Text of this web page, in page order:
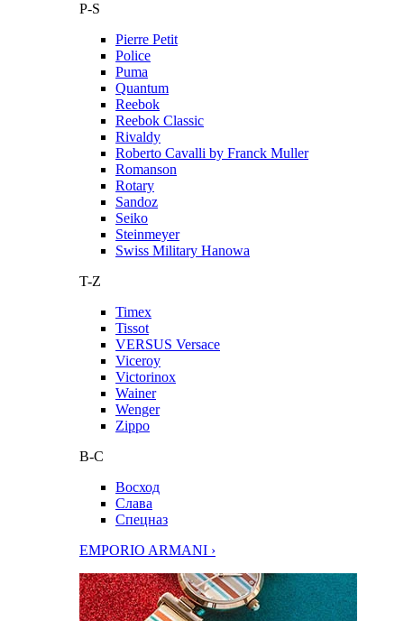
P-S
Pierre Petit
Police
Puma
Quantum
Reebok
Reebok Classic
Rivaldy
Roberto Cavalli by Franck Muller
Romanson
Rotary
Sandoz
Seiko
Steinmeyer
Swiss Military Hanowa
T-Z
Timex
Tissot
VERSUS Versace
Viceroy
Victorinox
Wainer
Wenger
Zippo
В-С
Восход
Слава
Спецназ
EMPORIO ARMANI ›